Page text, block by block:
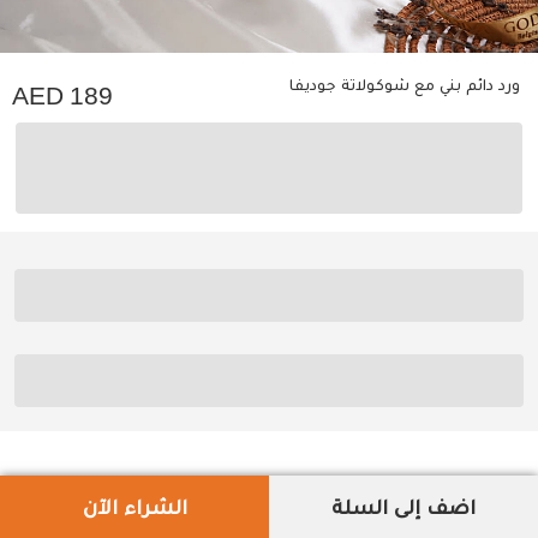
ورد دائم بني مع شوكولاتة جوديفا 189
اضف إلى السلة الشراء الآن